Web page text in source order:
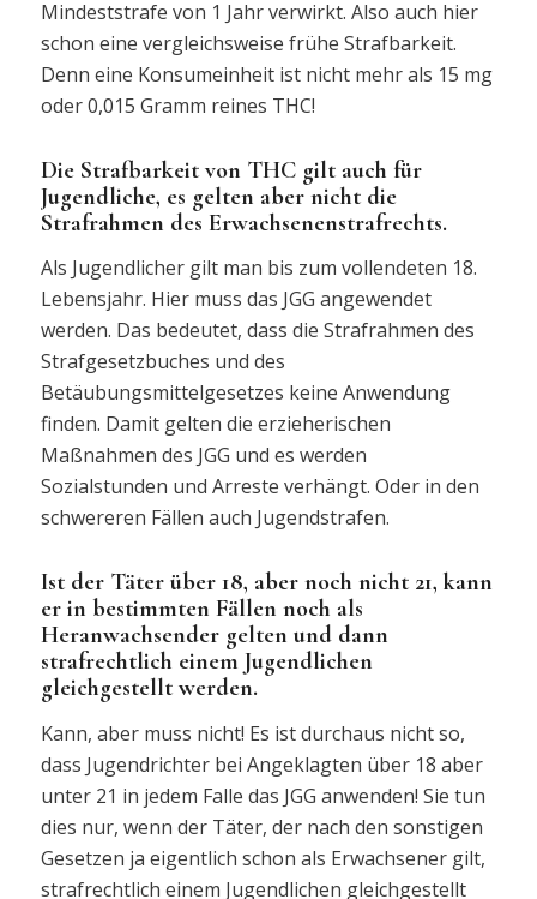
Mindeststrafe von 1 Jahr verwirkt. Also auch hier
schon eine vergleichsweise frühe Strafbarkeit.
Denn eine Konsumeinheit ist nicht mehr als 15 mg
oder 0,015 Gramm reines THC!
Die Strafbarkeit von THC gilt auch für
Jugendliche, es gelten aber nicht die
Strafrahmen des Erwachsenenstrafrechts.
Als Jugendlicher gilt man bis zum vollendeten 18.
Lebensjahr. Hier muss das JGG angewendet
werden. Das bedeutet, dass die Strafrahmen des
Strafgesetzbuches und des
Betäubungsmittelgesetzes keine Anwendung
finden. Damit gelten die erzieherischen
Maßnahmen des JGG und es werden
Sozialstunden und Arreste verhängt. Oder in den
schwereren Fällen auch Jugendstrafen.
Ist der Täter über 18, aber noch nicht 21, kann
er in bestimmten Fällen noch als
Heranwachsender gelten und dann
strafrechtlich einem Jugendlichen
gleichgestellt werden.
Kann, aber muss nicht! Es ist durchaus nicht so,
dass Jugendrichter bei Angeklagten über 18 aber
unter 21 in jedem Falle das JGG anwenden! Sie tun
dies nur, wenn der Täter, der nach den sonstigen
Gesetzen ja eigentlich schon als Erwachsener gilt,
strafrechtlich einem Jugendlichen gleichgestellt